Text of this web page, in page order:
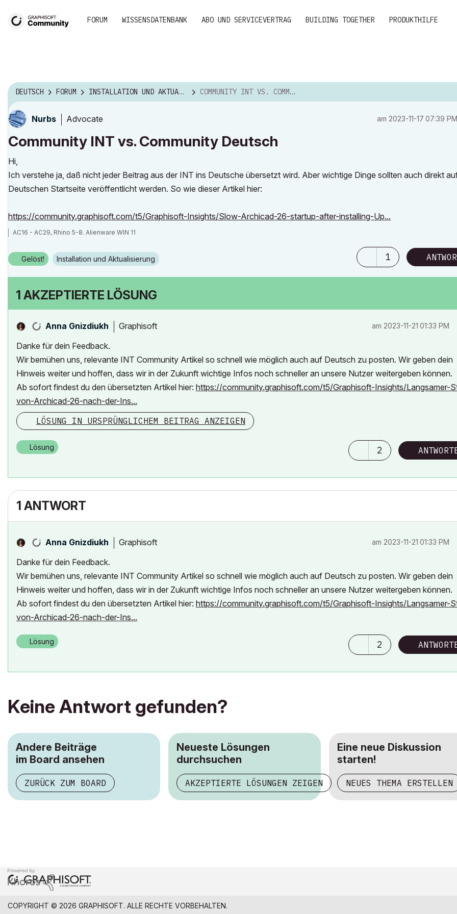
FORUM WISSENSDATENBANK ABO UND SERVICEVERTRAG BUILDING TOGETHER PRODUKTHILFE
DEUTSCH FORUM INSTALLATION UND AKTUALISIERUNG COMMUNITY INT VS. COMMUNITY DEUTSCH
Nurbs Advocate am ‎2023-11-17 07:39 PM
Community INT vs. Community Deutsch
Hi,
Ich verstehe ja, daß nicht jeder Beitrag aus der INT ins Deutsche übersetzt wird. Aber wichtige Dinge sollten auch direkt
Deutschen Startseite veröffentlicht werden. So wie dieser Artikel hier:
https://community.graphisoft.com/t5/Graphisoft-Insights/Slow-Archicad-26-startup-after-installing-Up...
AC16 - AC29, Rhino 5-8. Alienware WIN 11
Gelöst! Installation und Aktualisierung 1
1 AKZEPTIERTE LÖSUNG
Anna Gnizdiukh Graphisoft am ‎2023-11-21 01:33 PM
Danke für dein Feedback.
Wir bemühen uns, relevante INT Community Artikel so schnell wie möglich auch auf Deutsch zu posten. Wir geben dein
Hinweis weiter und hoffen, dass wir in der Zukunft wichtige Infos noch schneller an unsere Nutzer weitergeben können.
Ab sofort findest du den übersetzten Artikel hier: https://community.graphisoft.com/t5/Graphisoft-Insights/Langsamer-
von-Archicad-26-nach-der-Ins...
LÖSUNG IN URSPRÜNGLICHEM BEITRAG ANZEIGEN
Lösung 2
1 ANTWORT
Anna Gnizdiukh Graphisoft am ‎2023-11-21 01:33 PM
Danke für dein Feedback.
Wir bemühen uns, relevante INT Community Artikel so schnell wie möglich auch auf Deutsch zu posten. Wir geben dein
Hinweis weiter und hoffen, dass wir in der Zukunft wichtige Infos noch schneller an unsere Nutzer weitergeben können.
Ab sofort findest du den übersetzten Artikel hier: https://community.graphisoft.com/t5/Graphisoft-Insights/Langsamer-
von-Archicad-26-nach-der-Ins...
Lösung 2
Keine Antwort gefunden?
Andere Beiträge
im Board ansehen
ZURÜCK ZUM BOARD
Neueste Lösungen
durchsuchen
AKZEPTIERTE LÖSUNGEN ZEIGEN
Eine neue Diskussion
starten!
NEUES THEMA ERSTELLEN
COPYRIGHT © 2026 GRAPHISOFT. ALLE RECHTE VORBEHALTEN.